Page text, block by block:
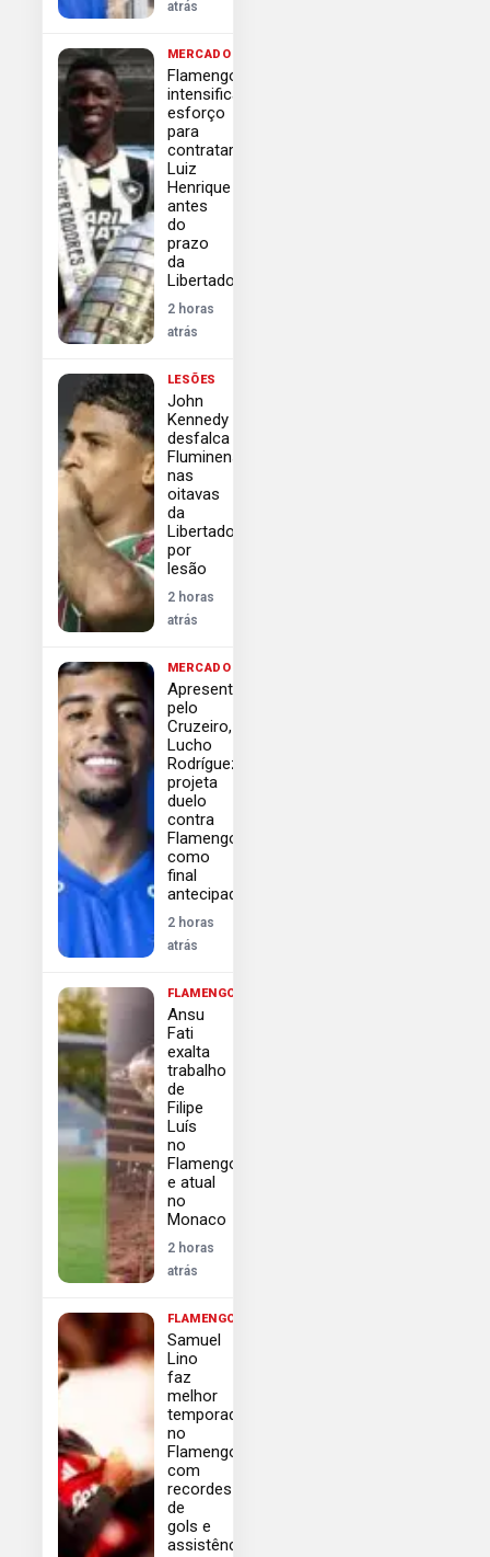
atrás
MERCADO
Flamengo
intensifica
esforço
para
contratar
Luiz
Henrique
antes
do
prazo
da
Libertadores
2 horas
atrás
LESÕES
John
Kennedy
desfalca
Fluminense
nas
oitavas
da
Libertadores
por
lesão
2 horas
atrás
MERCADO
Apresentado
pelo
Cruzeiro,
Lucho
Rodríguez
projeta
duelo
contra
Flamengo
como
final
antecipada
2 horas
atrás
FLAMENGO
Ansu
Fati
exalta
trabalho
de
Filipe
Luís
no
Flamengo
e atual
no
Monaco
2 horas
atrás
FLAMENGO
Samuel
Lino
faz
melhor
temporada
no
Flamengo
com
recordes
de
gols e
assistências